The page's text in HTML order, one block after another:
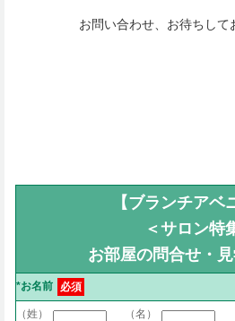
【ブランチアベ
＜サロン特
お部屋の問合せ・
*お名前 必須
（姓） （名）